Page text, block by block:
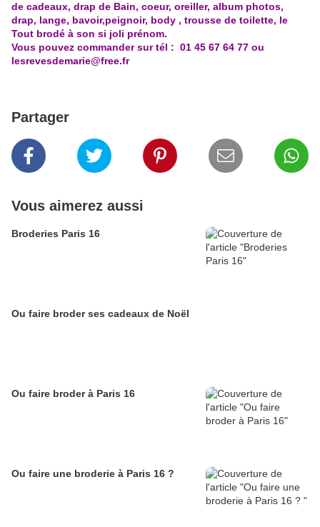
de cadeaux, drap de Bain, coeur, oreiller, album photos,
drap, lange, bavoir,peignoir, body , trousse de toilette, le
Tout brodé à son si joli prénom.
Vous pouvez commander sur tél : 01 45 67 64 77 ou
lesrevesdemarie@free.fr
Partager
Vous aimerez aussi
Broderies Paris 16
Ou faire broder ses cadeaux de Noël
Ou faire broder à Paris 16
Ou faire une broderie à Paris 16 ?